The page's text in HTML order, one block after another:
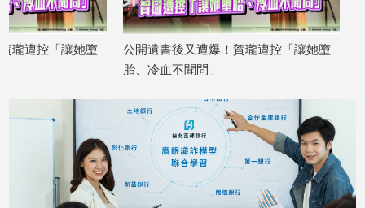
消
費
健
瓏遭控「讓她墮
公開遺書後又遭爆！賀瓏遭控「讓她墮
胎、冷血不聞問」